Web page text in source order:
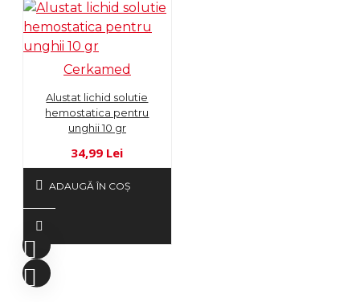
Cerkamed
Alustat lichid solutie
hemostatica pentru
unghii 10 gr
34,99 Lei
ADAUGĂ ÎN COŞ